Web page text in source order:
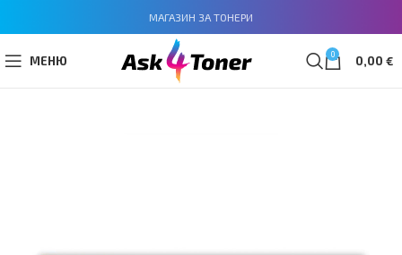
МАГАЗИН ЗА ТОНЕРИ
МЕНЮ 0 0,00 €